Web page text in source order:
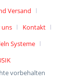
Versand
uns
Kontakt
Systeme
vorbehalten